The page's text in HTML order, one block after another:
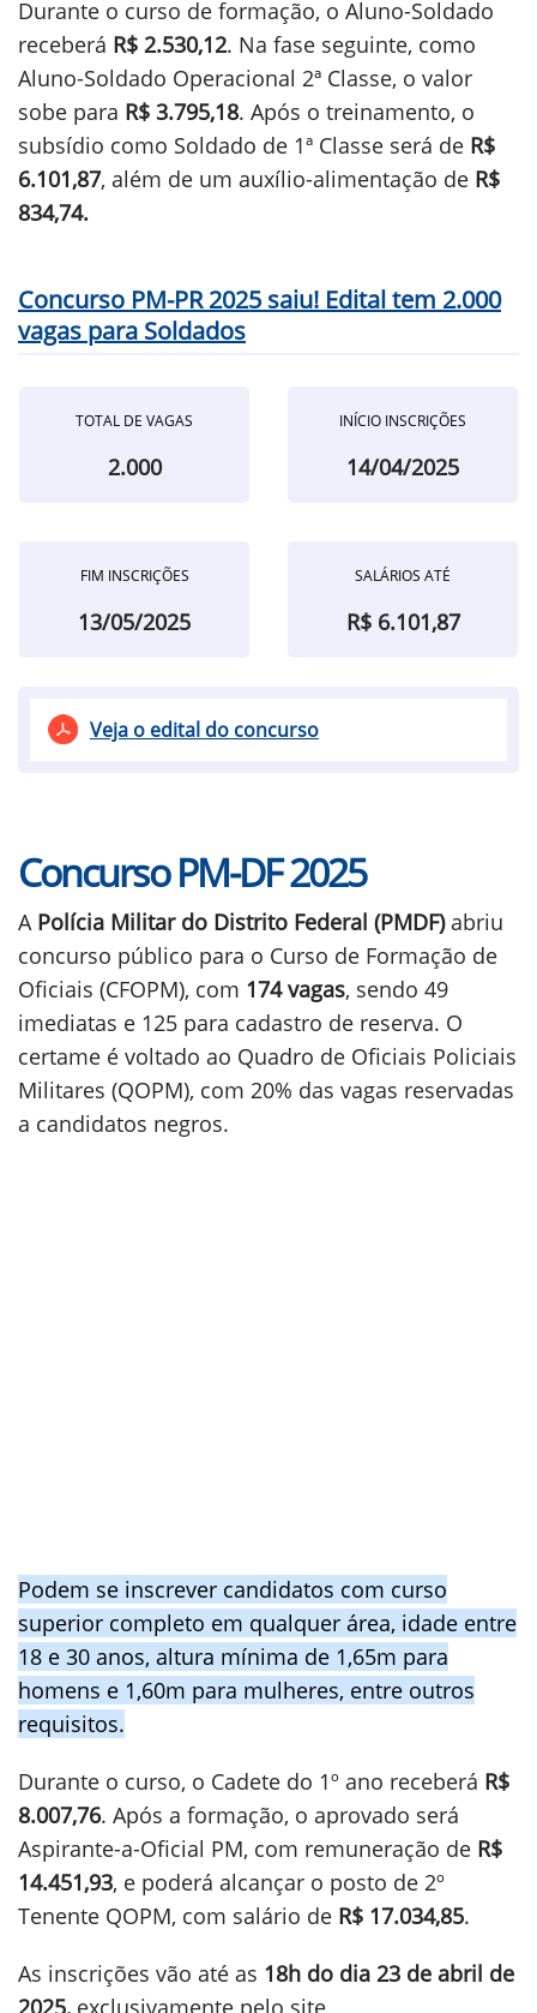
Durante o curso de formação, o Aluno-Soldado
receberá R$ 2.530,12. Na fase seguinte, como
Aluno-Soldado Operacional 2ª Classe, o valor
sobe para R$ 3.795,18. Após o treinamento, o
subsídio como Soldado de 1ª Classe será de R$
6.101,87, além de um auxílio-alimentação de R$
834,74.
Concurso PM-PR 2025 saiu! Edital tem 2.000
vagas para Soldados
TOTAL DE VAGAS
2.000
INÍCIO INSCRIÇÕES
14/04/2025
FIM INSCRIÇÕES
13/05/2025
SALÁRIOS ATÉ
R$ 6.101,87
Veja o edital do concurso
Concurso PM-DF 2025
A Polícia Militar do Distrito Federal (PMDF)abriu
concurso público para o Curso de Formação de
Oficiais (CFOPM), com 174 vagas, sendo 49
imediatas e 125 para cadastro de reserva. O
certame é voltado ao Quadro de Oficiais Policiais
Militares (QOPM), com 20% das vagas reservadas
a candidatos negros.
Podem se inscrever candidatos com curso
superior completo em qualquer área, idade entre
18 e 30 anos, altura mínima de 1,65m para
homens e 1,60m para mulheres, entre outros
requisitos.
Durante o curso, o Cadete do 1º ano receberá R$
8.007,76. Após a formação, o aprovado será
Aspirante-a-Oficial PM, com remuneração de R$
14.451,93, e poderá alcançar o posto de 2º
Tenente QOPM, com salário de R$ 17.034,85.
As inscrições vão até as 18h do dia 23 de abril de
2025, exclusivamente pelo site